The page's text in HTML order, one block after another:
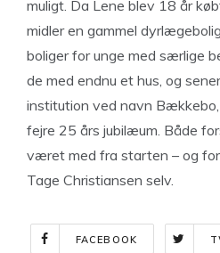
muligt. Da Lene blev 18 år
midler en gammel
boliger for unge med særlige
de med endnu et hus, og
institution ved navn
fejre 25 års jubilæum. Både
været med fra starten – og
Tage Christiansen selv.
FACEBOOK